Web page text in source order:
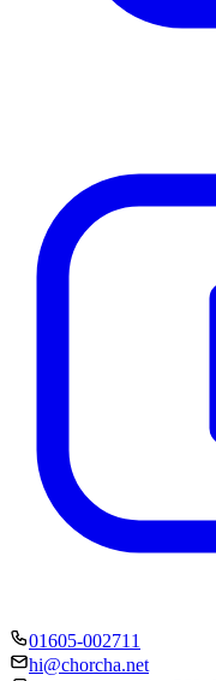
01605-002711
hi@chorcha.net